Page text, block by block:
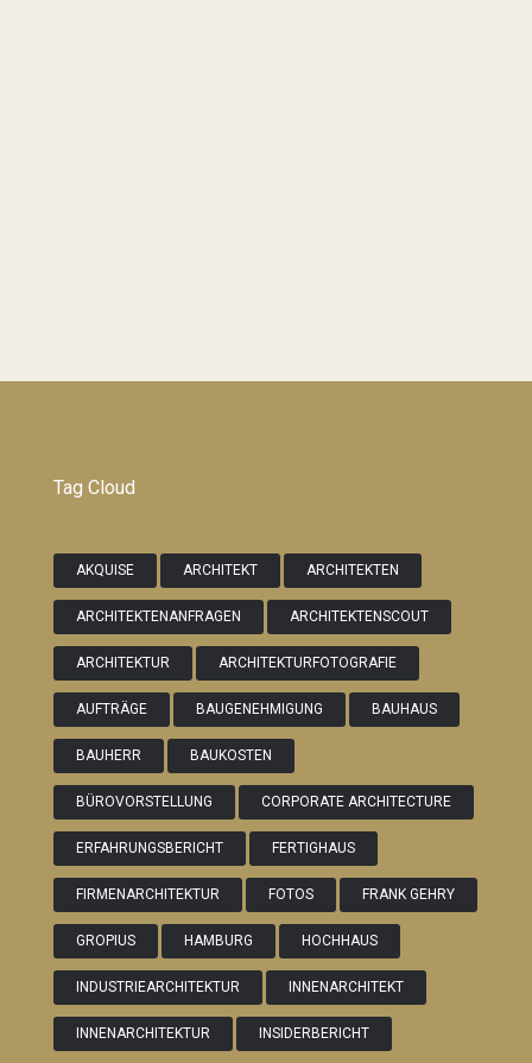
Tag Cloud
AKQUISE ARCHITEKT ARCHITEKTEN
ARCHITEKTENANFRAGEN ARCHITEKTENSCOUT
ARCHITEKTUR ARCHITEKTURFOTOGRAFIE
AUFTRÄGE BAUGENEHMIGUNG BAUHAUS
BAUHERR BAUKOSTEN
BÜROVORSTELLUNG CORPORATE ARCHITECTURE
ERFAHRUNGSBERICHT FERTIGHAUS
FIRMENARCHITEKTUR FOTOS FRANK GEHRY
GROPIUS HAMBURG HOCHHAUS
INDUSTRIEARCHITEKTUR INNENARCHITEKT
INNENARCHITEKTUR INSIDERBERICHT